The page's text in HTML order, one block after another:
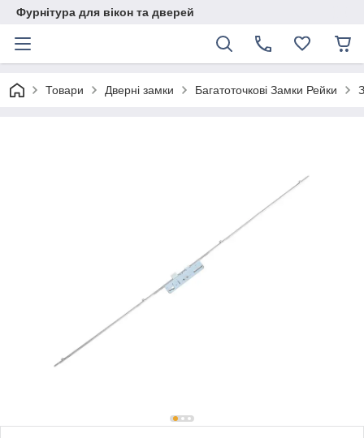
Фурнітура для вікон та дверей
Товари Дверні замки Багатоточкові Замки Рейки